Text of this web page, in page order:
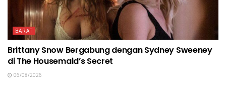
BARAT
Brittany Snow Bergabung dengan Sydney Sweeney
di The Housemaid’s Secret
06/08/2026